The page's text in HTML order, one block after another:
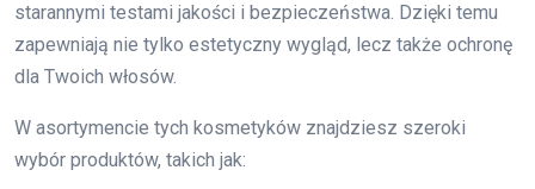
starannymi testami jakości i bezpieczeństwa. Dzięki temu
zapewniają nie tylko estetyczny wygląd, lecz także ochronę
dla Twoich włosów.
W asortymencie tych kosmetyków znajdziesz szeroki
wybór produktów, takich jak: